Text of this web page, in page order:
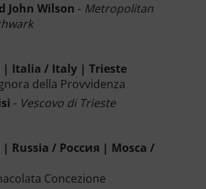
John Wilson - Metropolitan
| Italia / Italy | Trieste
della Provvidenza
- Vescovo di Trieste
| Russia / Россия | Mosca /
Concezione